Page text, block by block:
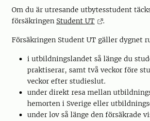
Om du är utresande utbytesstudent
försäkringen Student UT .
Försäkringen Student UT gäller dygnet
i utbildningslandet så länge du
praktiserar, samt två veckor före
veckor efter studieslut.
under direkt resa mellan
hemorten i Sverige eller
under lov så länge den för­säkrade